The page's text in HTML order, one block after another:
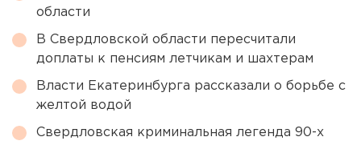
области
В Свердловской области пересчитали
доплаты к пенсиям летчикам и шахтерам
Власти Екатеринбурга рассказали о борьбе с
желтой водой
Свердловская криминальная легенда 90-х